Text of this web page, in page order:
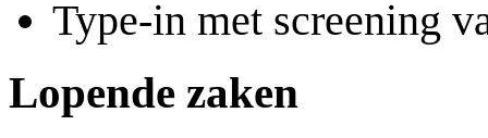
Type-in met screening
Lopende zaken